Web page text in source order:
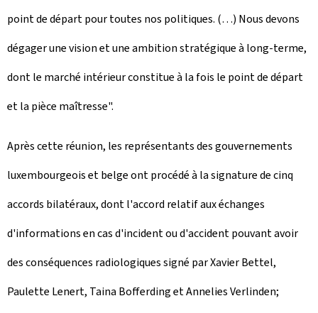
point de départ pour toutes nos politiques. (…) Nous devons
dégager une vision et une ambition stratégique à long-terme,
dont le marché intérieur constitue à la fois le point de départ
et la pièce maîtresse".
Après cette réunion, les représentants des gouvernements
luxembourgeois et belge ont procédé à la signature de cinq
accords bilatéraux, dont l'accord relatif aux échanges
d'informations en cas d'incident ou d'accident pouvant avoir
des conséquences radiologiques signé par Xavier Bettel,
Paulette Lenert, Taina Bofferding et Annelies Verlinden;